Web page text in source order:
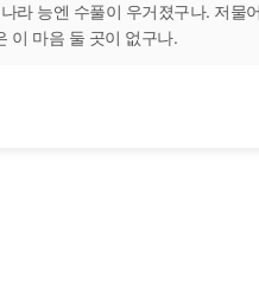
라 능엔 수풀이 우거졌구나. 저물어
이 마음 둘 곳이 없구나.